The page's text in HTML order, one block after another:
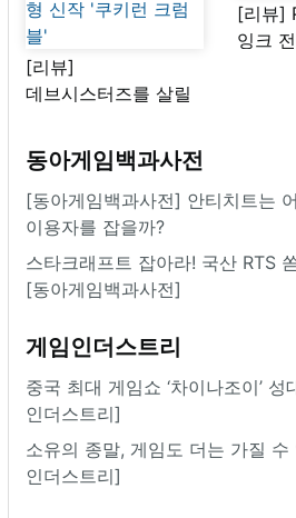
[리뷰]
데브시스터즈를 살릴
쿠키런 방치형 신작
'쿠키런 크럼블'
[리뷰]
잉크
동아게임백과사전
[동아게임백과사전] 안티치트는
이용자를 잡을까?
스타크래프트 잡아라! 국산 RTS
[동아게임백과사전]
게임인더스트리
중국 최대 게임쇼 ‘차이나조이’
인더스트리]
소유의 종말, 게임도 더는 가질 수
인더스트리]